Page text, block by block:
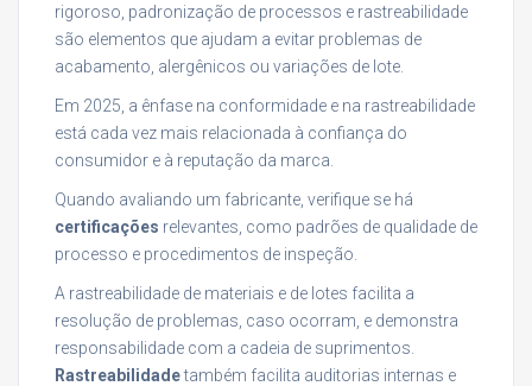
rigoroso, padronização de processos e rastreabilidade
são elementos que ajudam a evitar problemas de
acabamento, alergênicos ou variações de lote.
Em 2025, a ênfase na conformidade e na rastreabilidade
está cada vez mais relacionada à confiança do
consumidor e à reputação da marca.
Quando avaliando um fabricante, verifique se há
certificações relevantes, como padrões de qualidade de
processo e procedimentos de inspeção.
A rastreabilidade de materiais e de lotes facilita a
resolução de problemas, caso ocorram, e demonstra
responsabilidade com a cadeia de suprimentos.
Rastreabilidadetambém facilita auditorias internas e